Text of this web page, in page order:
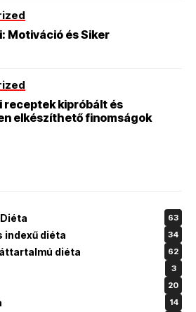
Motiváció és Siker
receptek kipróbált és
elkészíthető finomságok
63
indexű diéta 34
diéta 62
3
20
14